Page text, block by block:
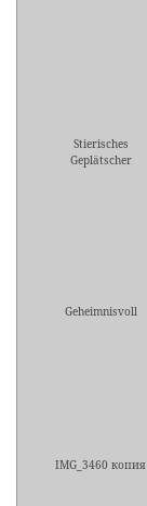
Stierisches
Geplätscher
Geheimnisvoll
IMG_3460 копия